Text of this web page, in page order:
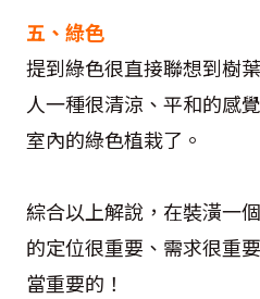
五、綠色
提到綠色很直接聯想到樹
人一種很清涼、平和的感
室內的綠色植栽了。
綜合以上解說，在裝潢一
的定位很重要、需求很重
當重要的！